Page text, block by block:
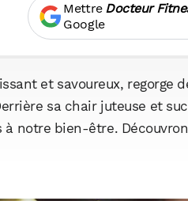
Mettre Docteur
Google
et savoureux, regorge
sa chair juteuse et
notre bien-être.